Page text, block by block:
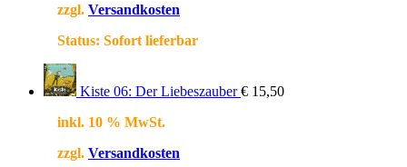
zzgl. Versandkosten
Status: Sofort lieferbar
Kiste 06: Der Liebeszauber € 15,50
inkl. 10 % MwSt.
zzgl. Versandkosten